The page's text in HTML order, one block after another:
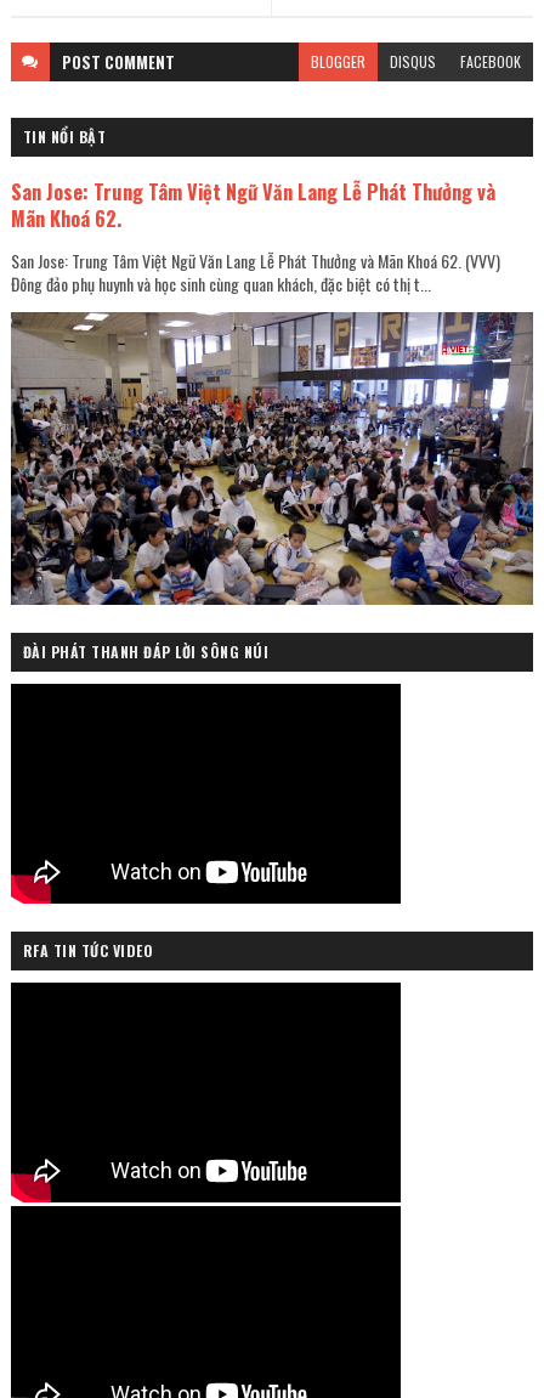
POST COMMENT BLOGGER DISQUS FACEBOOK
TIN NỔI BẬT
San Jose: Trung Tâm Việt Ngữ Văn Lang Lễ Phát Thưởng và
Mãn Khoá 62.
San Jose: Trung Tâm Việt Ngữ Văn Lang Lễ Phát Thưởng và Mãn Khoá 62. (VVV)
Đông đảo phụ huynh và học sinh cùng quan khách, đặc biệt có thị t...
ĐÀI PHÁT THANH ĐÁP LỜI SÔNG NÚI
RFA TIN TỨC VIDEO